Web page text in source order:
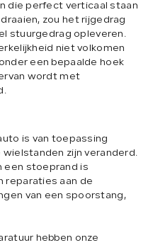
die perfect verticaal staan
zou het rijgedrag
stuurgedrag opleveren.
niet volkomen
een bepaalde hoek
wordt met
is van toepassing
zijn veranderd.
een stoeprand is
reparaties aan de
van een spoorstang,
hebben onze